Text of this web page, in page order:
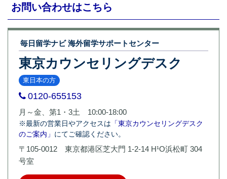
お問い合わせはこちら
毎日留学ナビ 海外留学サポートセンター
東京カウンセリングデスク
東日本の方
0120-655153
月～金、第1・3土 10:00-18:00
※最新の営業日やアクセスは 「東京カウンセリングデスク
のご案内」 にてご確認ください。
〒105-0012 東京都港区芝大門 1-2-14 H¹O浜松町 304
号室